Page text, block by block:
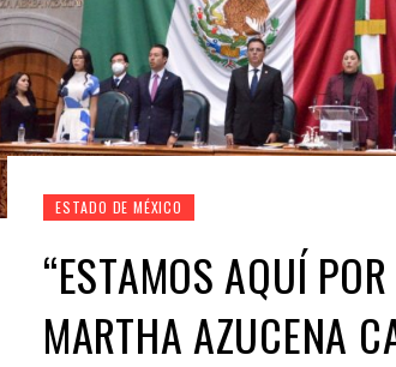
ESTADO DE MÉXICO
“ESTAMOS AQUÍ
MARTHA AZUCENA